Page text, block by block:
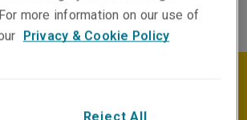
more information on our use of
Privacy & Cookie Policy
Reject All